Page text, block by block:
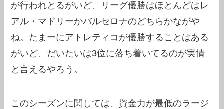
が行われとるがいど、リーグ優勝はほとんどはレ
アル・マドリーかバルセロナのどちらかながや
ね。たまーにアトレティコが優勝することはある
がいど、だいたいは3位に落ち着いてるのが実情
と言えるやろう。
このシーズンに関しては、資金力が最低のラージ